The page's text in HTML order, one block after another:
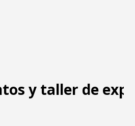
y taller de